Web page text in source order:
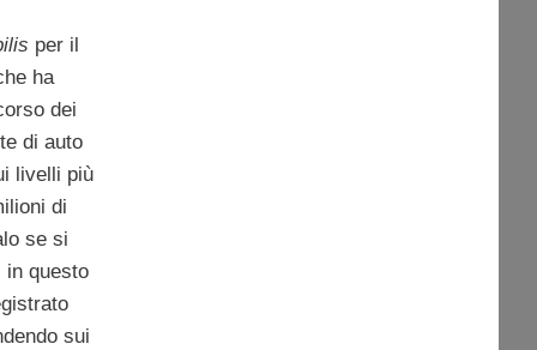
per il
ha
dei
di auto
livelli più
di
se si
in questo
sui